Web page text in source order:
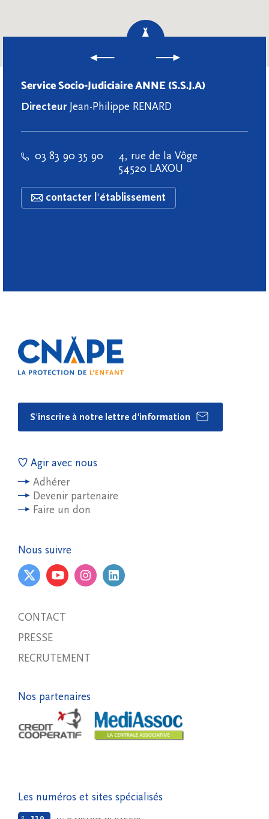
Service Socio-Judiciaire ANNE (S.S.J.A)
Directeur Jean-Philippe RENARD
03 83 90 35 90
4, rue de la Vôge
54520 LAXOU
contacter l'établissement
S'inscrire à notre lettre d'information
Agir avec nous
Adhérer
Devenir partenaire
Faire un don
Nous suivre
CONTACT
PRESSE
RECRUTEMENT
Nos partenaires
Les numéros et sites spécialisés